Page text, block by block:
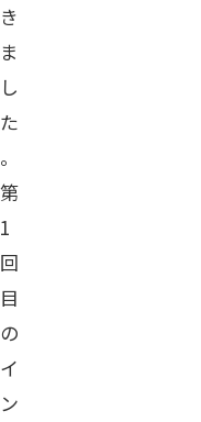
き
ま
し
た
。
第
1
回
目
の
イ
ン